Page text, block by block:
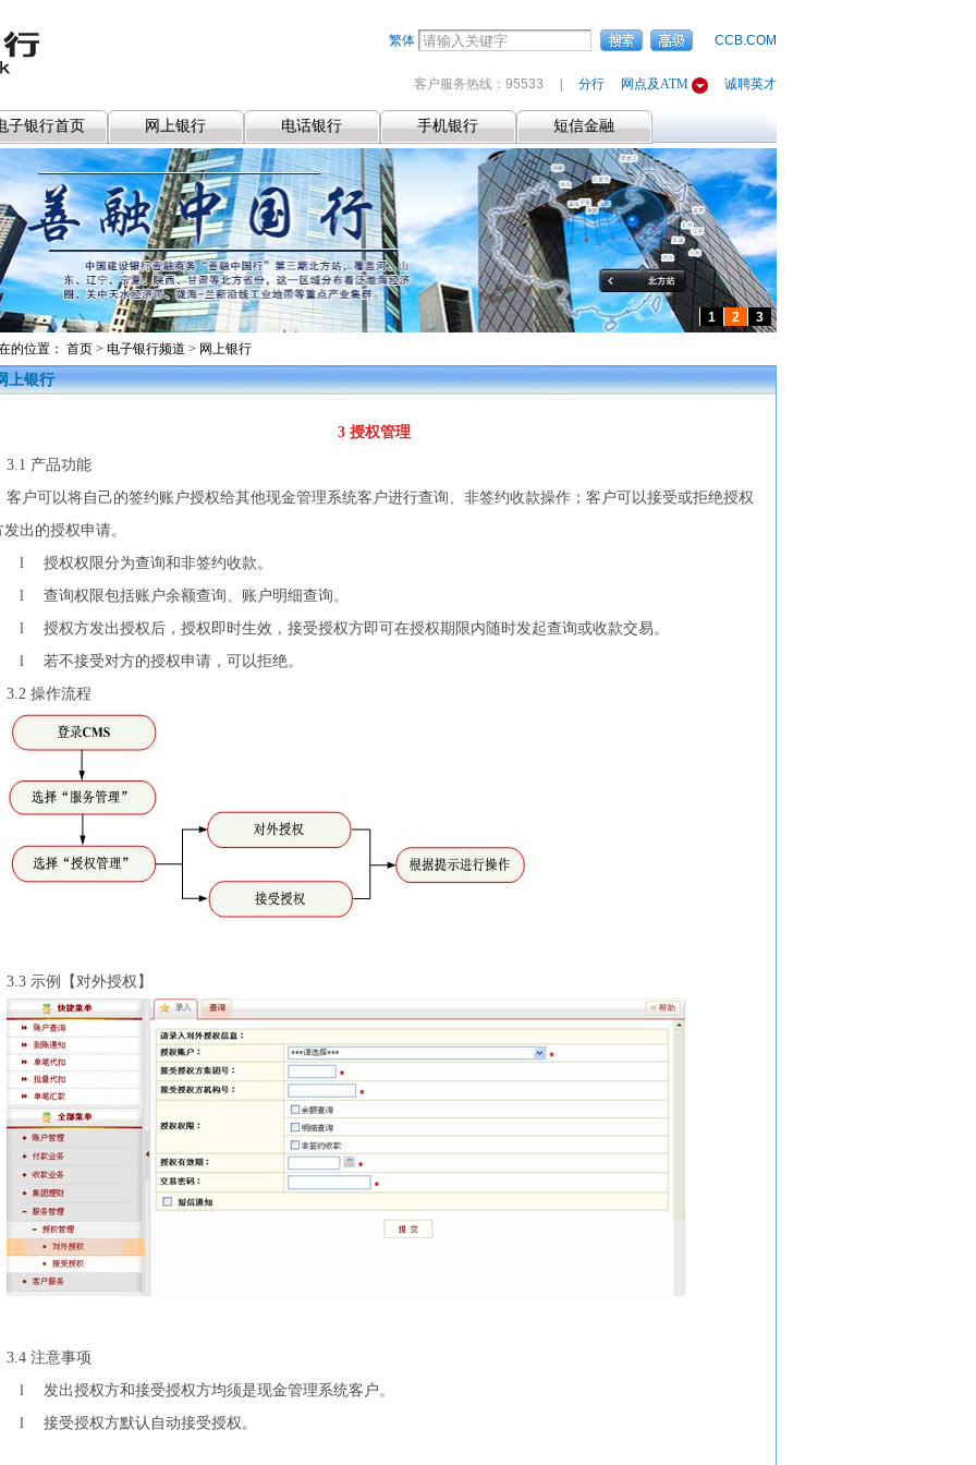
CCB.COM
繁体
诚聘英才
网点及ATM
分行
客户服务热线：95533
短信金融
手机银行
电话银行
网上银行
子银行首页
<A HREF="http://www.ccb.com/cn/html1/office/eccb/dzb/subject/13/0625zgx/index.html?adv_id=dz_1_d2" TARGET="_blank" class="p1">善融中国行</A>
1 2 3
的位置： 首页> 电子银行频道 > 网上银行
上银行
3 授权管理
3.1 产品功能
客户可以将自己的签约账户授权给其他现金管理系统客户进行查询、非签约收款操作；客户可以接受或拒绝授权
发出的授权申请。
l
授权权限分为查询和非签约收款。
l
查询权限包括账户余额查询、账户明细查询。
l
授权方发出授权后，授权即时生效，接受授权方即可在授权期限内随时发起查询或收款交易。
l
若不接受对方的授权申请，可以拒绝。
3.2 操作流程
3.3 示例【对外授权】
3.4 注意事项
l
发出授权方和接受授权方均须是现金管理系统客户。
l
接受授权方默认自动接受授权。